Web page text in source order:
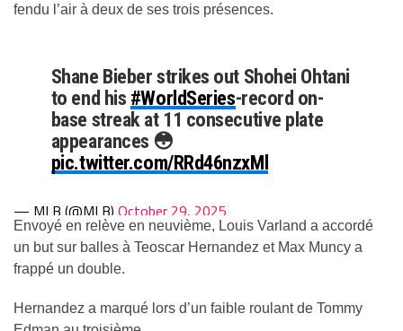
fendu l’air à deux de ses trois présences.
Shane Bieber strikes out Shohei Ohtani
to end his #WorldSeries-record on-
base streak at 11 consecutive plate
appearances 😳
pic.twitter.com/RRd46nzxMl
— MLB (@MLB) October 29, 2025
Envoyé en relève en neuvième, Louis Varland a accordé
un but sur balles à Teoscar Hernandez et Max Muncy a
frappé un double.
Hernandez a marqué lors d’un faible roulant de Tommy